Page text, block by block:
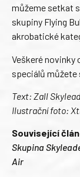
můžeme setkat
skupiny Flying
akrobatické
Veškeré novinky
speciálů můžete
Text: Zall
Ilustrační foto:
Související
Skupina
Air